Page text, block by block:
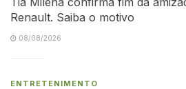
Renault. Saiba o motivo
08/08/2026
ENTRETENIMENTO